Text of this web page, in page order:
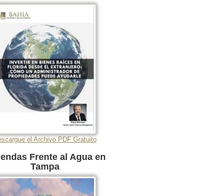
el Archivo PDF Gratuito
Frente al Agua en
Tampa